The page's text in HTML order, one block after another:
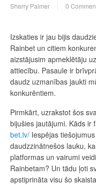
Sherry Palmer 0
Izskaties ir jau bijis
Rainbet un citiem
aizstājusim apmeklētāju
attiecību. Pasaule ir
daudz uzmanības jaukti
konkurēntiem.
Pirmkārt, uzrakstot šos
bijušies jautājumi. Kāds ir
bet.lv/ Iespējas
daudzzinātnešos lauku,
platformas un vairumi
Rainbetam? Un tādu ļoti
apstiprināta visu šo